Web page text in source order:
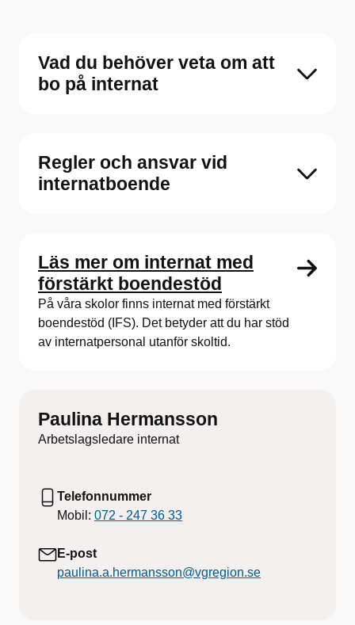
Vad du behöver veta om att
bo på internat
Regler och ansvar vid
internatboende
Läs mer om internat med
förstärkt boendestöd
På våra skolor finns internat med förstärkt
boendestöd (IFS). Det betyder att du har stöd
av internatpersonal utanför skoltid.
Paulina Hermansson
Arbetslagsledare internat
Telefonnummer
Mobil: 072 - 247 36 33
E-post
paulina.a.hermansson@vgregion.se